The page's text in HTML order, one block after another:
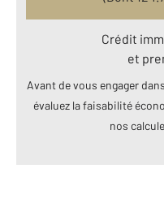
Crédit
et
Avant de vous engager
évaluez la faisabilité
nos